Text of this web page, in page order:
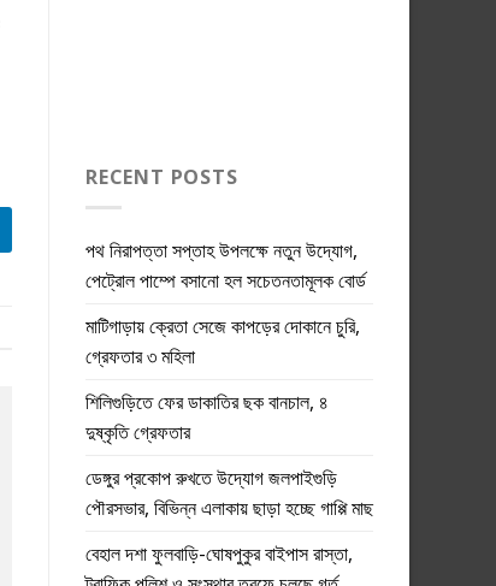
RECENT POSTS
পথ নিরাপত্তা সপ্তাহ উপলক্ষে নতুন উদ্যোগ,
পেট্রোল পাম্পে বসানো হল সচেতনতামূলক বোর্ড
মাটিগাড়ায় ক্রেতা সেজে কাপড়ের দোকানে চুরি,
গ্রেফতার ৩ মহিলা
শিলিগুড়িতে ফের ডাকাতির ছক বানচাল, ৪
দুষ্কৃতি গ্রেফতার
ডেঙ্গুর প্রকোপ রুখতে উদ্যোগ জলপাইগুড়ি
পৌরসভার, বিভিন্ন এলাকায় ছাড়া হচ্ছে গাপ্পি মাছ
বেহাল দশা ফুলবাড়ি-ঘোষপুকুর বাইপাস রাস্তা,